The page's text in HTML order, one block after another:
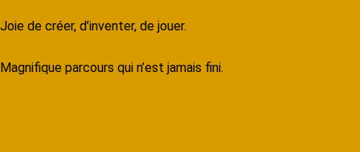
Joie de créer, d’inventer, de jouer.
Magnifique parcours qui n’est jamais fini.